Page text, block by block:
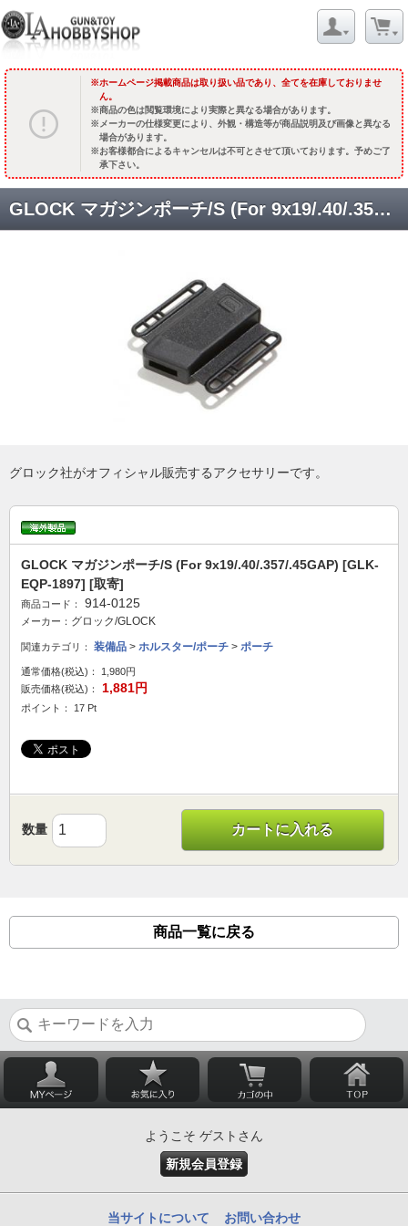
ホームページ掲載商品は取り扱い品であり、全てを在庫しておりませ
ん。
商品の色は閲覧環境により実際と異なる場合があります。
メーカーの仕様変更により、外観・構造等が商品説明及び画像と異なる
場合があります。
お客様都合によるキャンセルは不可とさせて頂いております。予めご了
承下さい。
GLOCK マガジンポーチ/S (For 9x19/.40/.357/.45GAP) [GLK-EQP-1897] [取寄]
グロック社がオフィシャル販売するアクセサリーです。
GLOCK マガジンポーチ/S (For 9x19/.40/.357/.45GAP) [GLK-
EQP-1897] [取寄]
商品コード： 914-0125
メーカー： グロック/GLOCK
関連カテゴリ： 装備品 > ホルスター/ポーチ > ポーチ
通常価格(税込)：
1,980円
販売価格(税込)：
1,881円
ポイント： 17 Pt
数量 カートに入れる
商品一覧に戻る
ようこそ ゲストさん
新規会員登録
当サイトについて お問い合わせ